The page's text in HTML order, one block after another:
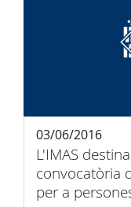
L'IMAS
convocatòria de 2016 d'ajudes individuals
per a
03/06/2016